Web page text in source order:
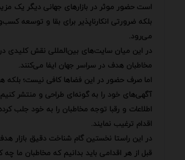
است حضور موثر در بازارهای جهانی دیگر یک
بلکه ضرورتی انکارناپذیر برای بقا و توسعه
می‌رود.
در این میان سایت‌های بین‌المللی نقش کلیدی در
مخاطبان هدف در سراسر جهان ایفا می‌کنند.
اما صرف حضور در این فضاها کافی نیست؛ بلکه
آگهی‌های خود را به گونه‌ای طراحی و منتشر کنیم
اطلاعات و رقبا توجه مخاطبان را به خود جلب
اقدام ترغیب نمایند.
در این راستا نخستین گام شناخت دقیق بازار
قبل از هر اقدامی باید بدانیم که مخاطبان ما